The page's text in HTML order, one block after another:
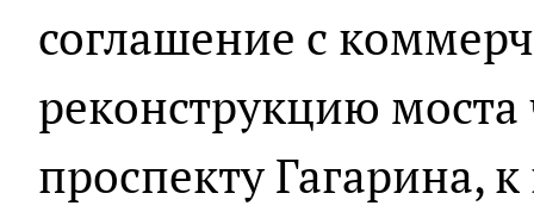
соглашение с
реконструкцию моста
проспекту Гагарина,